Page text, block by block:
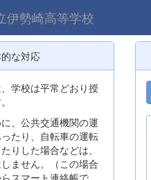
伊勢崎高等学校
な対応
学校は平常どおり授
、公共交通機関の運
たり、自転車の運転
りした場合などは、
ません。（この場合
スマート連絡帳で、